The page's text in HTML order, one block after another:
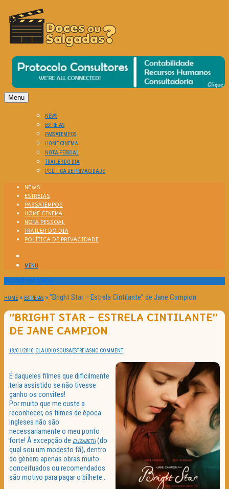
DOCES OU SALGADAS?
O Cinema? Uma Paixão!!
Menu
NEWS
ESTREIAS
PASSATEMPOS
HOME CINEMA
NOTA PESSOAL
TRAILER DO DIA
POLÍTICA DE PRIVACIDADE
NEWS
ESTREIAS
PASSATEMPOS
HOME CINEMA
NOTA PESSOAL
TRAILER DO DIA
POLÍTICA DE PRIVACIDADE
MENU
Passatempos
HOME » ESTREIAS »“Bright Star – Estrela Cintilante” de Jane Campion
“BRIGHT STAR – ESTRELA CINTILANTE”
DE JANE CAMPION
18/01/2010 CLAUDIO SOUSAESTREIASNO COMMENT
É daqueles filmes que dificilmente
teria assistido se não tivesse
ganho os convites!
Por muito que me custe a
reconhecer, os filmes de época
ingleses não são
necessariamente o meu ponto
forte! À excepção de ELIZABETH(do
qual sou um modesto fã), dentro
do género apenas obras muito
conceituados ou recomendados
são motivo para pagar o bilhete…